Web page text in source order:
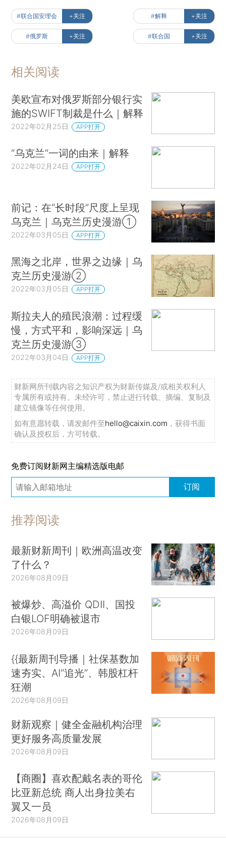
#联合国安理会 +关注 #解释 +关注
#俄罗斯 +关注 #联合国 +关注
相关阅读
美欧宣布对俄罗斯部分银行实
施的SWIFT制裁是什么｜解释
2022年02月25日 APP打开
“乌克兰”一词的由来｜解释
2022年02月24日 APP打开
前记：在“长时段”尺度上呈现
乌克兰｜乌克兰历史漫游①
2022年03月05日 APP打开
黑海之北岸，世界之边缘｜乌
克兰历史漫游②
2022年03月05日 APP打开
斯拉夫人的殖民浪潮：过程缓
慢，方式平和，影响深远｜乌
克兰历史漫游③
2022年03月04日 APP打开
财新网所刊载内容之知识产权为财新传媒及/或相关权利人
专属所有或持有。未经许可，禁止进行转载、摘编、复制及
建立镜像等任何使用。
如有意愿转载，请发邮件至hello@caixin.com ，获得书面
确认及授权后，方可转载。
免费订阅财新网主编精选版电邮
订阅
推荐阅读
最新财新周刊｜欧洲高温改变
了什么？
2026年08月09日
被爆炒、高溢价 QDII、国投
白银LOF明确被退市
2026年08月09日
{{最新周刊导播｜社保基数加
速夯实、AI“追光”、韩股杠杆
狂潮
2026年08月09日
财新观察｜健全金融机构治理
更好服务高质量发展
2026年08月09日
【商圈】喜欢配戴名表的哥伦
比亚新总统 商人出身拉美右
翼又一员
2026年08月09日